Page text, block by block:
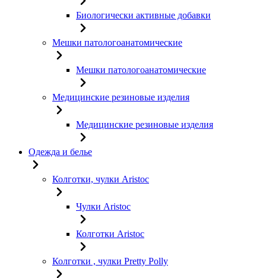
Биологически активные добавки
Мешки патологоанатомические
Мешки патологоанатомические
Медицинские резиновые изделия
Медицинские резиновые изделия
Одежда и белье
Колготки, чулки Aristoc
Чулки Aristoc
Колготки Aristoc
Колготки , чулки Pretty Polly